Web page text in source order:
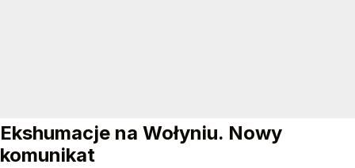
Ekshumacje na Wołyniu. Nowy
komunikat